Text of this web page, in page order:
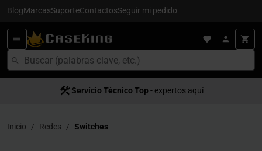
BlogMarcasSuporteContactosSeguir mi pedido
Entrega en 24/48h- para España
Servício Técnico Top - expertos aquí
Inicio Redes Switches